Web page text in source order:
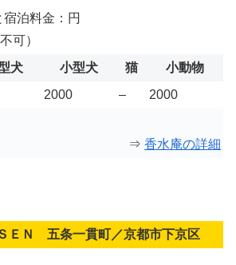
泊料金：円
可）
犬 小型犬 猫
小動物
2000 – 2000
⇒ 香水庵の詳細
Ｎ 五条一貫町／京都市下京区